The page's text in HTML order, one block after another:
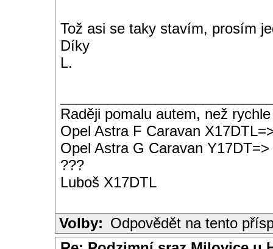
Tož asi se taky stavím, prosím
Díky
L.
Raději pomalu autem, než
Opel Astra F Caravan
Opel Astra G Caravan Y17DT=>
???
Luboš X17DTL
Volby: Odpovědět na tento